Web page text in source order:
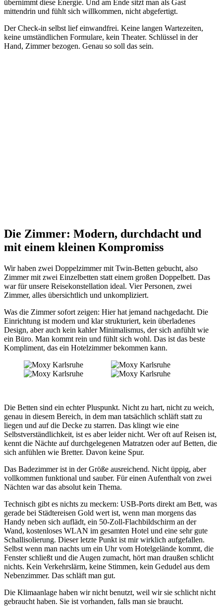
übernimmt diese Energie. Und am Ende sitzt man als Gast
mittendrin und fühlt sich willkommen, nicht abgefertigt.
Der Check-in selbst lief einwandfrei. Keine langen Wartezeiten,
keine umständlichen Formulare, kein Theater. Schlüssel in der
Hand, Zimmer bezogen. Genau so soll das sein.
Die Zimmer: Modern, durchdacht und
mit einem kleinen Kompromiss
Wir haben zwei Doppelzimmer mit Twin-Betten gebucht, also
Zimmer mit zwei Einzelbetten statt einem großen Doppelbett. Das
war für unsere Reisekonstellation ideal. Vier Personen, zwei
Zimmer, alles übersichtlich und unkompliziert.
Was die Zimmer sofort zeigen: Hier hat jemand nachgedacht. Die
Einrichtung ist modern und klar strukturiert, kein überladenes
Design, aber auch kein kahler Minimalismus, der sich anfühlt wie
ein Büro. Man kommt rein und fühlt sich wohl. Das ist das beste
Kompliment, das ein Hotelzimmer bekommen kann.
Die Betten sind ein echter Pluspunkt. Nicht zu hart, nicht zu weich,
genau in diesem Bereich, in dem man tatsächlich schläft statt zu
liegen und auf die Decke zu starren. Das klingt wie eine
Selbstverständlichkeit, ist es aber leider nicht. Wer oft auf Reisen ist,
kennt die Nächte auf durchgelegenen Matratzen oder auf Betten, die
sich anfühlen wie Bretter. Davon keine Spur.
Das Badezimmer ist in der Größe ausreichend. Nicht üppig, aber
vollkommen funktional und sauber. Für einen Aufenthalt von zwei
Nächten war das absolut kein Thema.
Technisch gibt es nichts zu meckern: USB-Ports direkt am Bett, was
gerade bei Städtereisen Gold wert ist, wenn man morgens das
Handy neben sich auflädt, ein 50-Zoll-Flachbildschirm an der
Wand, kostenloses WLAN im gesamten Hotel und eine sehr gute
Schallisolierung. Dieser letzte Punkt ist mir wirklich aufgefallen.
Selbst wenn man nachts um ein Uhr vom Hotelgelände kommt, die
Fenster schließt und die Augen zumacht, hört man draußen schlicht
nichts. Kein Verkehrslärm, keine Stimmen, kein Gedudel aus dem
Nebenzimmer. Das schläft man gut.
Die Klimaanlage haben wir nicht benutzt, weil wir sie schlicht nicht
gebraucht haben. Sie ist vorhanden, falls man sie braucht.